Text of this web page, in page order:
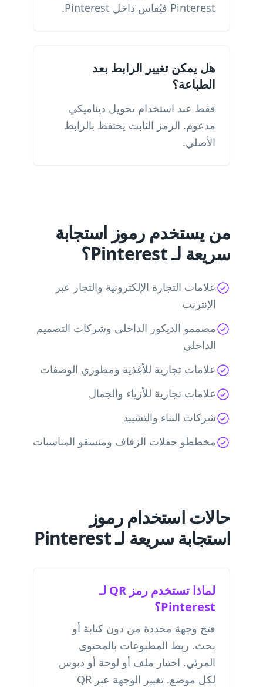
Pinterest فيُقاس داخل Pinterest.
هل يمكن تغيير الرابط بعد
الطباعة؟
فقط عند استخدام تحويل ديناميكي
مدعوم. الرمز الثابت يحتفظ بالرابط
الأصلي.
من يستخدم رموز استجابة
سريعة لـ Pinterest؟
علامات التجارة الإلكترونية والتجار عبر
الإنترنت
مصممو الديكور الداخلي وشركات التصميم
الداخلي
علامات تجارية للأغذية ومطوري الوصفات
علامات تجارية للأزياء والجمال
شركات البناء والتشييد
مخططو حفلات الزفاف ومنسقو المناسبات
حالات استخدام رموز
استجابة سريعة لـ Pinterest
لماذا تستخدم رمز QR لـ
Pinterest؟
فتح وجهة محددة من دون كتابة أو
بحث. ربط المطبوعات بالمحتوى
المرئي. اختيار ملف أو لوحة أو دبوس
لكل موضع. تغيير الوجهة عبر QR